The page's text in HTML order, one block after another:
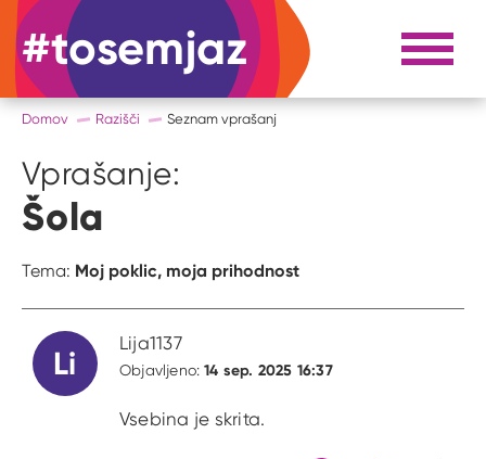
#tosemjaz #to sem jaz Razpri
Domov Razišči Seznam vprašanj
Vprašanje:
Šola
Tema: Moj poklic, moja prihodnost
Li
Lija1137
Objavljeno:14 sep. 2025 16:37
Vsebina je skrita.